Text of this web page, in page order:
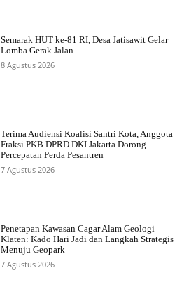
Semarak HUT ke-81 RI, Desa Jatisawit Gelar
Lomba Gerak Jalan
8 Agustus 2026
Terima Audiensi Koalisi Santri Kota, Anggota
Fraksi PKB DPRD DKI Jakarta Dorong
Percepatan Perda Pesantren
7 Agustus 2026
Penetapan Kawasan Cagar Alam Geologi
Klaten: Kado Hari Jadi dan Langkah Strategis
Menuju Geopark
7 Agustus 2026